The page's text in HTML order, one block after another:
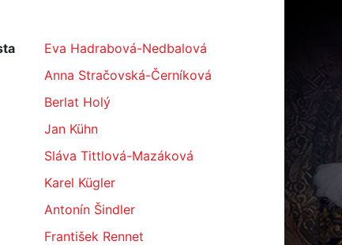
Eva Hadrabová-Nedbalová
Anna Stračovská-Černíková
Berlat Holý
Jan Kühn
Sláva Tittlová-Mazáková
Karel Kügler
Antonín Šindler
František Rennet